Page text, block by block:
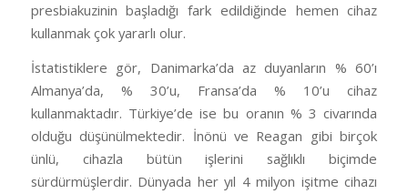
presbiakuzinin başladığı fark edildiğinde hemen cihaz
kullanmak çok yararlı olur.
İstatistiklere gör, Danimarka’da az duyanların % 60’ı
Almanya’da, % 30’u, Fransa’da % 10’u cihaz
kullanmaktadır. Türkiye’de ise bu oranın % 3 civarında
olduğu düşünülmektedir. İnönü ve Reagan gibi birçok
ünlü, cihazla bütün işlerini sağlıklı biçimde
sürdürmüşlerdir. Dünyada her yıl 4 milyon işitme cihazı